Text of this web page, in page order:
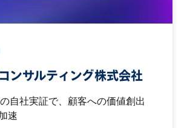
ンサルティング株式会社
自社実証で、顧客への価値創出
速